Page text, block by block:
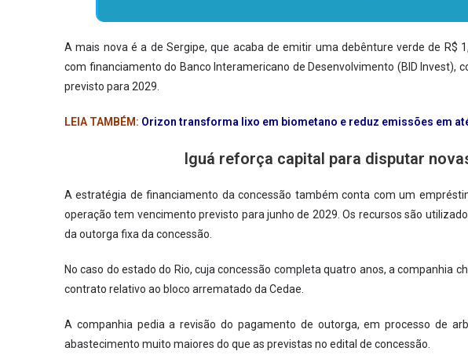
A mais nova é a de Sergipe, que acaba de emitir uma debênture verde de R$
com financiamento do Banco Interamericano de Desenvolvimento (BID Invest),
previsto para 2029.
LEIA TAMBÉM: Orizon transforma lixo em biometano e reduz emissões em
Iguá reforça capital para disputar
A estratégia de financiamento da concessão também conta com um
operação tem vencimento previsto para junho de 2029. Os recursos são
da outorga fixa da concessão.
No caso do estado do Rio, cuja concessão completa quatro anos, a companhia
contrato relativo ao bloco arrematado da Cedae.
A companhia pedia a revisão do pagamento de outorga, em processo de
abastecimento muito maiores do que as previstas no edital de concessão.